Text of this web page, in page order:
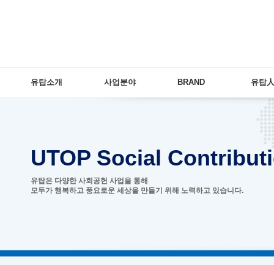
유탑소개 사업분야 BRAND 유탑人
유탑은다양한사회공헌사업을통해
모두가행복하고풍요로운세상을만들기위해노력하고있습니다.